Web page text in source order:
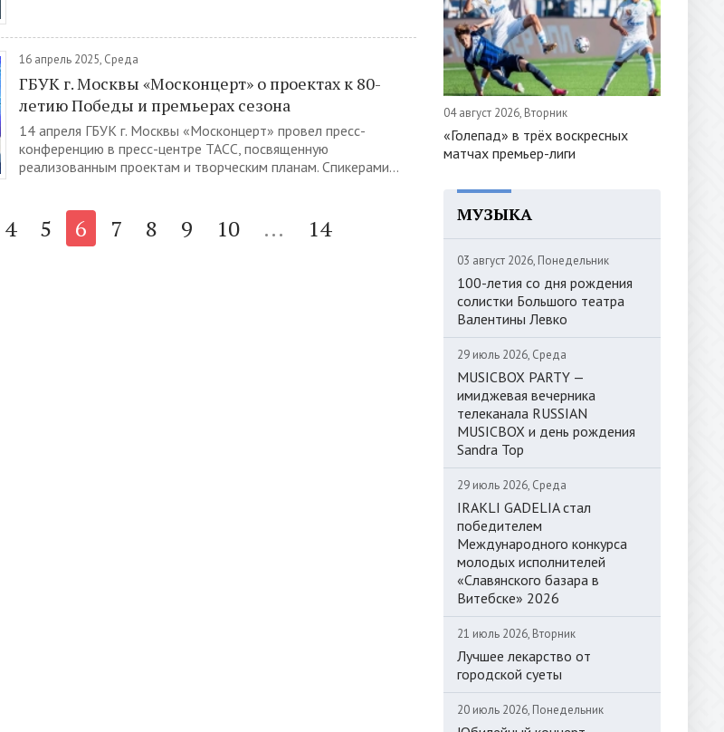
16 апрель 2025, Среда
ГБУК г. Москвы «Москонцерт» о проектах к 80-
летию Победы и премьерах сезона
14 апреля ГБУК г. Москвы «Москонцерт» провел пресс-
конференцию в пресс-центре ТАСС, посвященную
реализованным проектам и творческим планам. Спикерами...
4 5 6 7 8 9 10 ... 14
04 август 2026, Вторник
«Голепад» в трёх воскресных
матчах премьер-лиги
МУЗЫКА
03 август 2026, Понедельник
100-летия со дня рождения
солистки Большого театра
Валентины Левко
29 июль 2026, Среда
MUSICBOX PARTY —
имиджевая вечерника
телеканала RUSSIAN
MUSICBOX и день рождения
Sandra Top
29 июль 2026, Среда
IRAKLI GADELIA стал
победителем
Международного конкурса
молодых исполнителей
«Славянского базара в
Витебске» 2026
21 июль 2026, Вторник
Лучшее лекарство от
городской суеты
20 июль 2026, Понедельник